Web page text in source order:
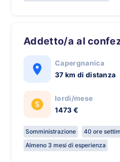
Addetto/a al
Capergnanica
37 km di distanza
lordi/mese
1473 €
Somministrazione
40 ore
Almeno 3 mesi di esperienza